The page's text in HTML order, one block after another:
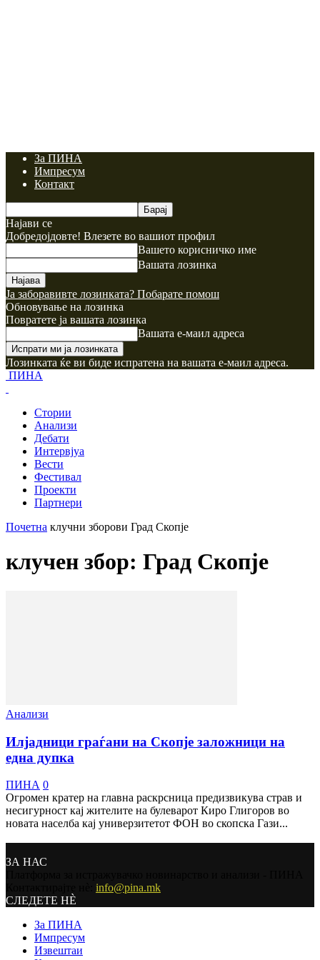
За ПИНА
Импресум
Контакт
Најави се
Добредојдовте! Влезете во вашиот профил
Вашето корисничко име
Вашата лозинка
Ја заборавивте лозинката? Побарате помош
Обновување на лозинка
Повратете ја вашата лозинка
Вашата е-маил адреса
Лозинката ќе ви биде испратена на вашата е-маил адреса.
ПИНА
Стории
Анализи
Дебати
Интервјуа
Вести
Фестивал
Проекти
Партнери
Почетна клучни зборови Град Скопје
клучен збор: Град Скопје
Анализи
Илјадници граѓани на Скопје заложници на
една дупка
ПИНА 0
Огромен кратер на главна раскрсница предизвикува страв и
несигурност кај жителите на булеварот Киро Глигоров во
новата населба кај универзитетот ФОН во скопска Гази...
ЗА НАС
info@pina.mk
СЛЕДЕТЕ НЀ
За ПИНА
Импресум
Извештаи